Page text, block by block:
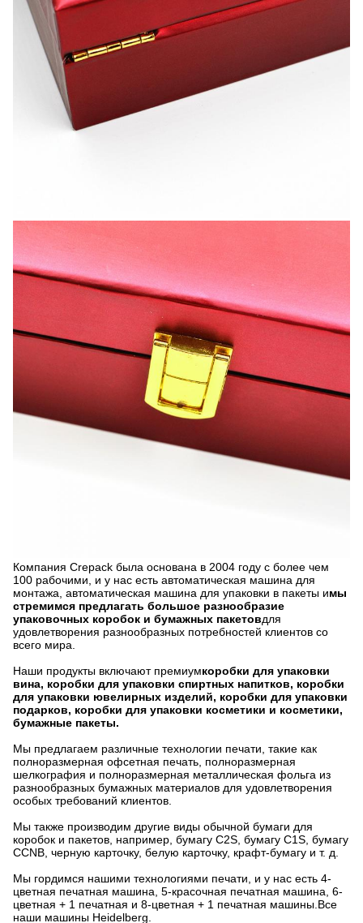
Компания Crepack была основана в 2004 году с более чем
100 рабочими, и у нас есть автоматическая машина для
монтажа, автоматическая машина для упаковки в пакеты имы
стремимся предлагать большое разнообразие
упаковочных коробок и бумажных пакетовдля
удовлетворения разнообразных потребностей клиентов со
всего мира.
Наши продукты включают премиумкоробки для упаковки
вина, коробки для упаковки спиртных напитков, коробки
для упаковки ювелирных изделий, коробки для упаковки
подарков, коробки для упаковки косметики и косметики,
бумажные пакеты.
Мы предлагаем различные технологии печати, такие как
полноразмерная офсетная печать, полноразмерная
шелкография и полноразмерная металлическая фольга из
разнообразных бумажных материалов для удовлетворения
особых требований клиентов.
Мы также производим другие виды обычной бумаги для
коробок и пакетов, например, бумагу C2S, бумагу C1S, бумагу
CCNB, черную карточку, белую карточку, крафт-бумагу и т. д.
Мы гордимся нашими технологиями печати, и у нас есть 4-
цветная печатная машина, 5-красочная печатная машина, 6-
цветная + 1 печатная и 8-цветная + 1 печатная машины.Все
наши машины Heidelberg.